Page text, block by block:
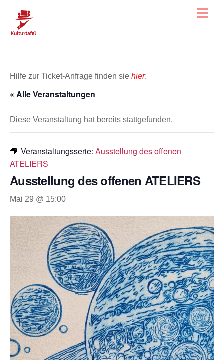
content
Hilfe zur Ticket-Anfrage finden sie hier:
« Alle Veranstaltungen
Diese Veranstaltung hat bereits stattgefunden.
Veranstaltungsserie: Ausstellung des offenen
ATELIERS
Ausstellung des offenen ATELIERS
Mai 29 @ 15:00